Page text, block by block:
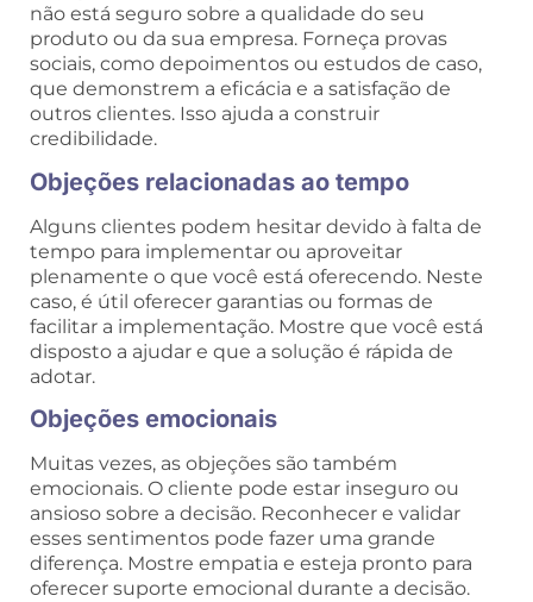
não está seguro sobre a qualidade do seu
produto ou da sua empresa. Forneça provas
sociais, como depoimentos ou estudos de caso,
que demonstrem a eficácia e a satisfação de
outros clientes. Isso ajuda a construir
credibilidade.
Objeções relacionadas ao tempo
Alguns clientes podem hesitar devido à falta de
tempo para implementar ou aproveitar
plenamente o que você está oferecendo. Neste
caso, é útil oferecer garantias ou formas de
facilitar a implementação. Mostre que você está
disposto a ajudar e que a solução é rápida de
adotar.
Objeções emocionais
Muitas vezes, as objeções são também
emocionais. O cliente pode estar inseguro ou
ansioso sobre a decisão. Reconhecer e validar
esses sentimentos pode fazer uma grande
diferença. Mostre empatia e esteja pronto para
oferecer suporte emocional durante a decisão.